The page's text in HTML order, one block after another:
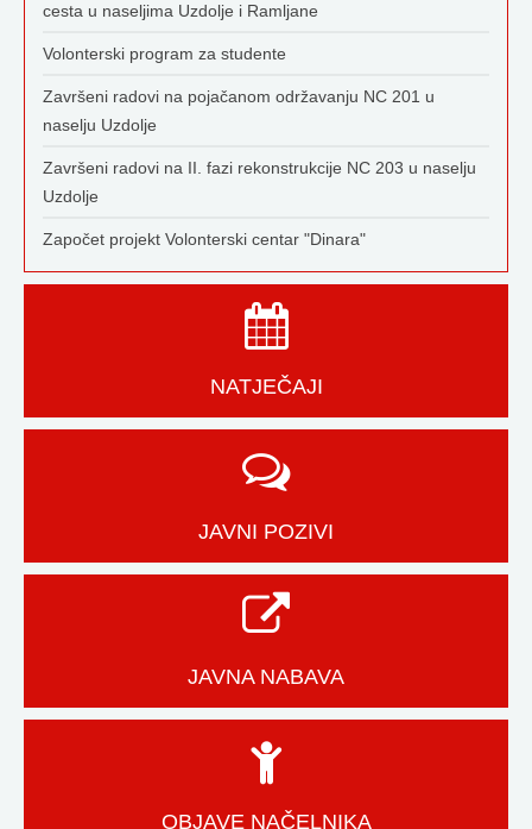
cesta u naseljima Uzdolje i Ramljane
Volonterski program za studente
Završeni radovi na pojačanom održavanju NC 201 u
naselju Uzdolje
Završeni radovi na II. fazi rekonstrukcije NC 203 u naselju
Uzdolje
Započet projekt Volonterski centar "Dinara"
NATJEČAJI
JAVNI POZIVI
JAVNA NABAVA
OBJAVE NAČELNIKA